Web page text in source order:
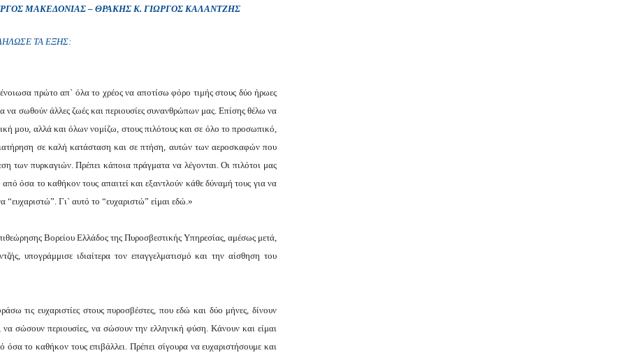
ΜΑΚΕΔΟΝΊΑΣ – ΘΡΆΚΗΣ Κ. ΓΙΏΡΓΟΣ ΚΑΛΑΝΤΖΉΣ
ΤΑ ΕΞΉΣ:
πρώτο απ` όλα το χρέος να αποτίσω φόρο τιμής στους δύο ήρωες
να σωθούν άλλες ζωές και περιουσίες συνανθρώπων μας. Επίσης θέλω να
μου, αλλά και όλων νομίζω, στους πιλότους και σε όλο το προσωπικό,
σε καλή κατάσταση και σε πτήση, αυτών των αεροσκαφών που
των πυρκαγιών. Πρέπει κάποια πράγματα να λέγονται. Οι πιλότοι μας
όσα το καθήκον τους απαιτεί και εξαντλούν κάθε δύναμή τους για να
“ευχαριστώ”. Γι` αυτό το “ευχαριστώ” είμαι εδώ.»
Βορείου Ελλάδος της Πυροσβεστικής Υπηρεσίας, αμέσως μετά,
υπογράμμισε ιδιαίτερα τον επαγγελματισμό και την αίσθηση του
τις ευχαριστίες στους πυροσβέστες, που εδώ και δύο μήνες, δίνουν
σώσουν περιουσίες, να σώσουν την ελληνική φύση. Κάνουν και είμαι
το καθήκον τους επιβάλλει. Πρέπει σίγουρα να ευχαριστήσουμε και